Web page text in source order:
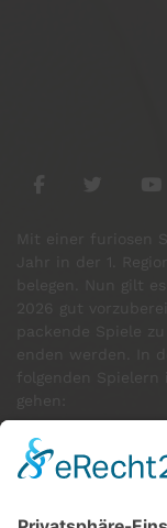
Mit einer furiosen
Jahr in der 1.
packende Spiele
GÄSTE
Aktuell:5 Gäste